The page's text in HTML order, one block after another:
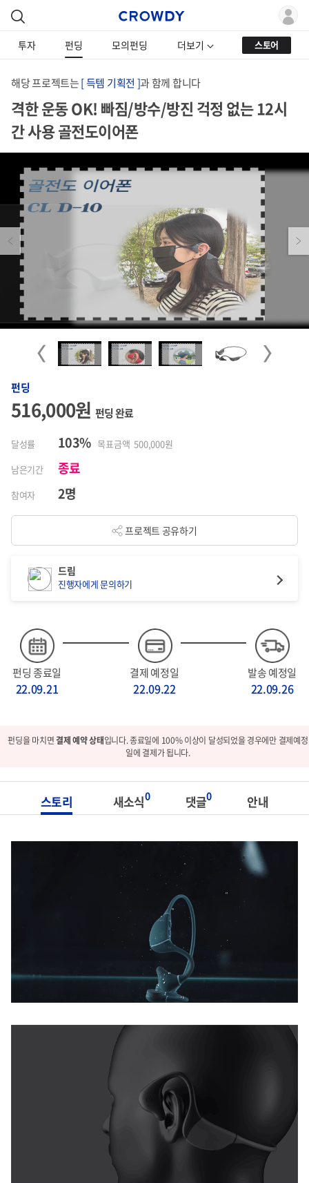
투자 펀딩 모의펀딩 더보기 스토어
해당 프로젝트는[ 득템 기획전 ]과 함께 합니다
격한 운동 OK! 빠짐/방수/방진 걱정 없는 12시
간 사용 골전도이어폰
Previous Next
Previous Next
펀딩
516,000원 펀딩 완료
달성률 103% 목표금액 500,000원
남은기간
종료
참여자 2명
프로젝트 공유하기
펀딩 종료일
22.09.21
결제 예정일
22.09.22
발송 예정일
22.09.26
드림
진행자에게 문의하기
펀딩을 마치면결제 예약 상태입니다. 종료일에 100% 이상이 달성되었을 경우에만 결제예정
일에 결제가 됩니다.
스토리 새소식0 댓글0 안내